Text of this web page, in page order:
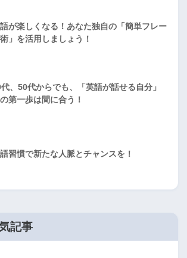
が楽しくなる！あなた独自の「簡単フレー
」を活用しましょう！
、50代からでも、「英語が話せる自分」
第一歩は間に合う！
習慣で新たな人脈とチャンスを！
記事